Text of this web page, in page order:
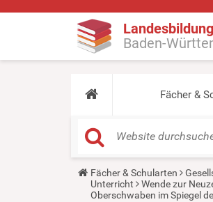
Baden-
Fächer &
Y
Fächer & Schularten
Unterricht
Wende zur
Oberschwaben im Spiegel